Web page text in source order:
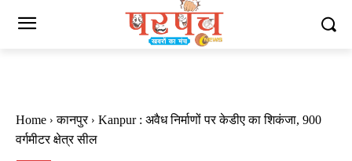
Home कानपुर
Kanpur : अवैध निर्माणों पर केडीए का शिकंजा, 900
वर्गमीटर क्षेत्र सील